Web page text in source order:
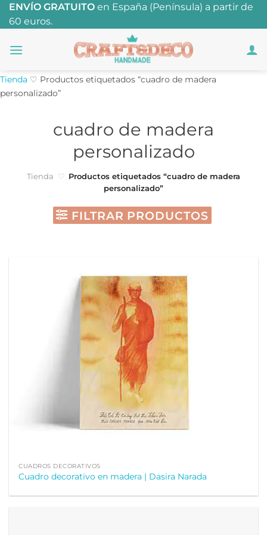
Saltar
ENVÍO GRATUITO en España (Península) a partir de
60 euros.
Tienda ♡ Productos etiquetados “cuadro de madera
personalizado”
cuadro de madera
personalizado
Tienda ♡ Productos etiquetados “cuadro de madera
personalizado”
FILTRAR PRODUCTOS
CUADROS DECORATIVOS
Cuadro decorativo en madera | Dasira Narada